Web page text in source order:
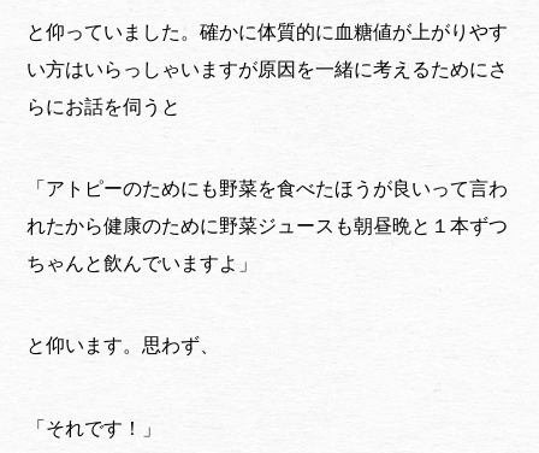
と仰っていました。確かに体質的に血糖値が上がりやす
い方はいらっしゃいますが原因を一緒に考えるためにさ
らにお話を伺うと
「アトピーのためにも野菜を食べたほうが良いって言わ
れたから健康のために野菜ジュースも朝昼晩と１本ずつ
ちゃんと飲んでいますよ」
と仰います。思わず、
「それです！」